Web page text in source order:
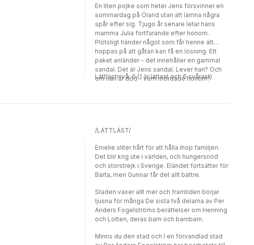
En liten pojke som heter Jens försvinner en
sommardag på Öland utan att lämna några
spår efter sig. Tjugo år senare letar hans
mamma Julia fortfarande efter honom.
Plötsligt händer något som får henne att
hoppas på att gåtan kan få en lösning. Ett
paket anländer - det innehåller en gammal
sandal. Det är Jens sandal. Lever han? Och
om han är död - vem mördade honom?
Klingspor.
Lättlästnivå: 6 (1 är lättast och 6 svårast)
/LÄTTLÄST/
Emelie sliter hårt för att hålla ihop familjen.
Det blir krig ute i världen, och hungersnöd
och storstrejk i Sverige. Eländet fortsätter för
Bärta, men Gunnar får det allt bättre.
Staden växer allt mer och framtiden börjar
ljusna för många De sista två delarna av Per
Anders Fogelströms berättelser om Henning
och Lotten, deras barn och barnbarn.
Minns du den stad och I en förvandlad stad